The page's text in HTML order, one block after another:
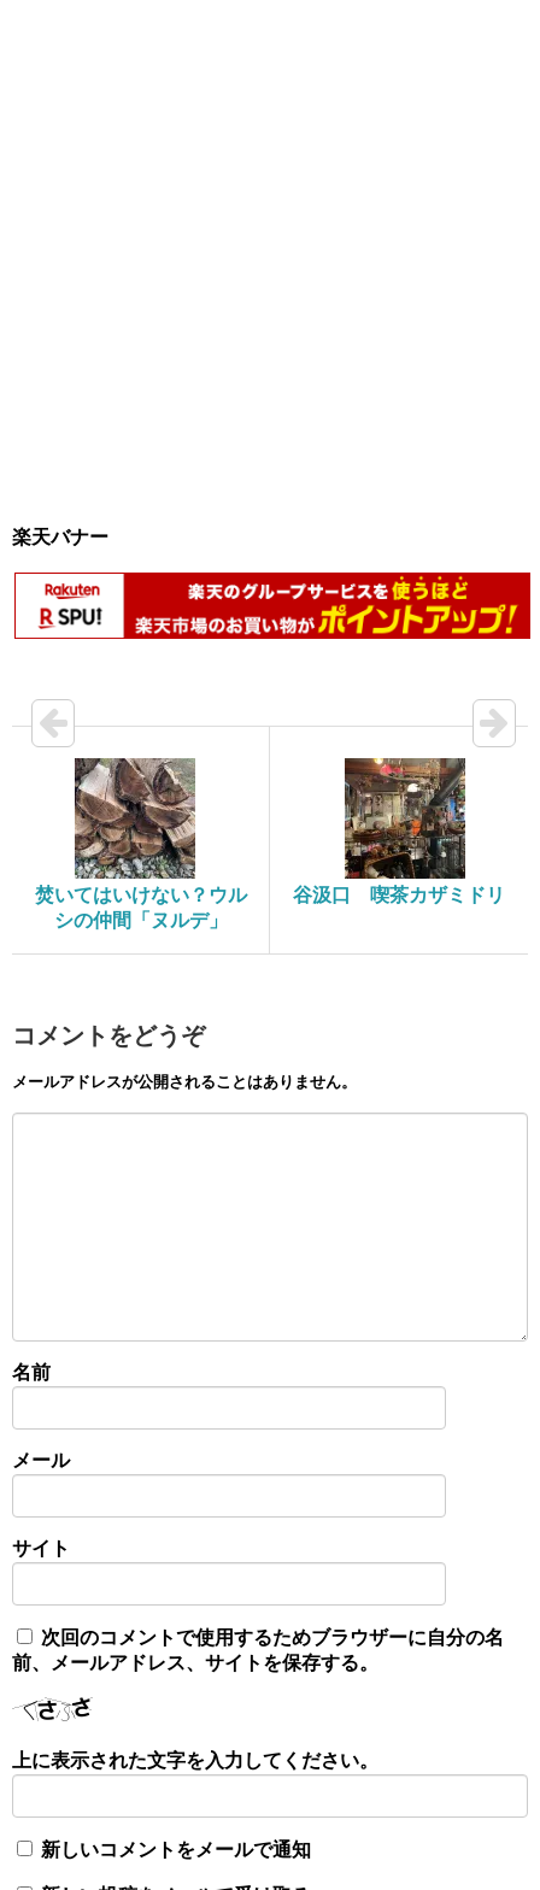
楽天バナー
焚いてはいけない？ウル
シの仲間「ヌルデ」
谷汲口 喫茶カザミドリ
コメントをどうぞ
メールアドレスが公開されることはありません。
名前
メール
サイト
次回のコメントで使用するためブラウザーに自分の名
前、メールアドレス、サイトを保存する。
上に表示された文字を入力してください。
新しいコメントをメールで通知